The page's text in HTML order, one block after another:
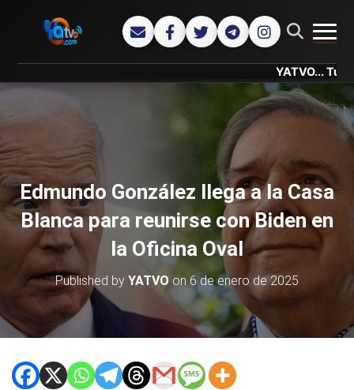
YATVO... Tu Canal
Edmundo González llega a la Casa
Blanca para reunirse con Biden en
la Oficina Oval
Published by YATVO on 6 de enero de 2025